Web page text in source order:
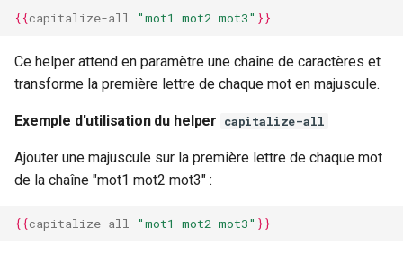
{{capitalize-all "mot1 mot2 mot3" }}
Ce helper attend en paramètre une chaîne de caractères et
transforme la première lettre de chaque mot en majuscule.
Exemple d'utilisation du helper capitalize-all
Ajouter une majuscule sur la première lettre de chaque mot
de la chaîne "mot1 mot2 mot3" :
{{capitalize-all "mot1 mot2 mot3" }}